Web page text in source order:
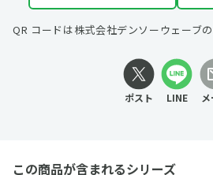
QR コードは株式会社デンソーウェーブの
ポスト LINE
この商品が含まれるシリーズ